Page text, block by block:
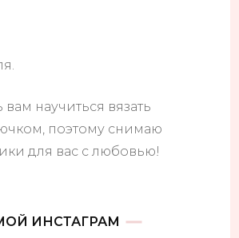
научиться вязать
поэтому снимаю
для вас с любовью!
ИНСТАГРАМ